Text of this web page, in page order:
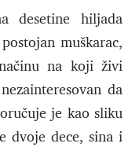
desetine hiljada
muškarac,
na koji živi
da
je kao sliku
dvoje dece, sina i